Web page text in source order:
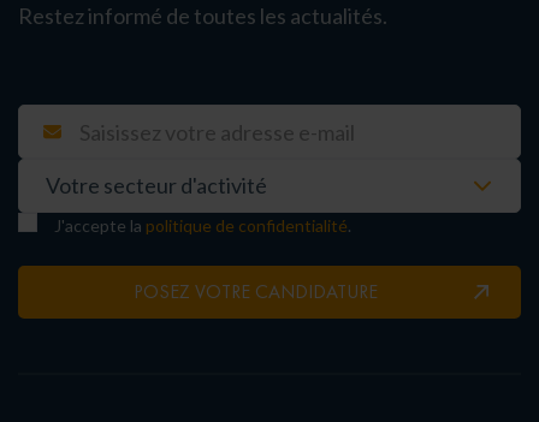
Restez informé de toutes les actualités.
J'accepte la politique de confidentialité.
POSEZ VOTRE CANDIDATURE